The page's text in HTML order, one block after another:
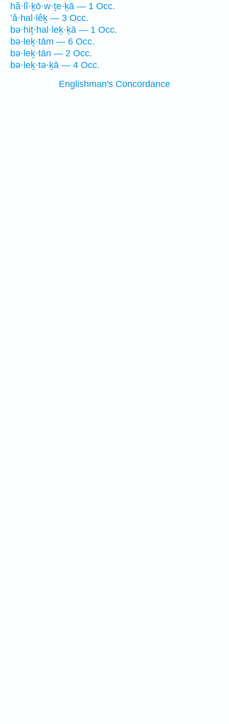
hă·lî·ḵō·w·ṯe·ḵā — 1 Occ.
’ă·hal·lêḵ — 3 Occ.
bə·hiṯ·hal·leḵ·ḵā — 1 Occ.
bə·leḵ·tām — 6 Occ.
bə·leḵ·tān — 2 Occ.
bə·leḵ·tə·ḵā — 4 Occ.
Englishman's Concordance